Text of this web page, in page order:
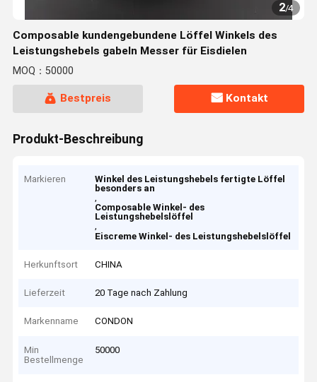
2/4
Composable kundengebundene Löffel Winkels des
Leistungshebels gabeln Messer für Eisdielen
MOQ：50000
Bestpreis Kontakt
Produkt-Beschreibung
Markieren
Winkel des Leistungshebels fertigte Löffel
besonders an
,
Composable Winkel- des
Leistungshebelslöffel
,
Eiscreme Winkel- des Leistungshebelslöffel
Herkunftsort CHINA
Lieferzeit 20 Tage nach Zahlung
Markenname CONDON
Min
Bestellmenge
50000